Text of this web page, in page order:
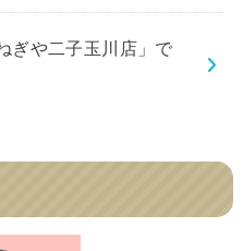
ぎや二子玉川店」で